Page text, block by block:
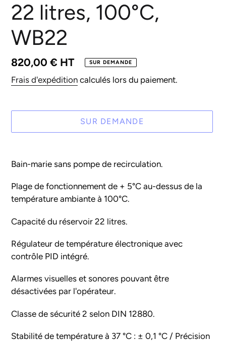
22 litres, 100°C,
WB22
Prix
normal
820,00 € HT SUR DEMANDE
Frais d'expédition calculés lors du paiement.
SUR DEMANDE
d'un
à
votre
Bain-marie sans pompe de recirculation.
Plage de fonctionnement de + 5°C au-dessus de la
température ambiante à 100°C.
Capacité du réservoir 22 litres.
Régulateur de température électronique avec
contrôle PID intégré.
Alarmes visuelles et sonores pouvant être
désactivées par l'opérateur.
Classe de sécurité 2 selon DIN 12880.
Stabilité de température à 37 °C : ± 0,1 °C / Précision